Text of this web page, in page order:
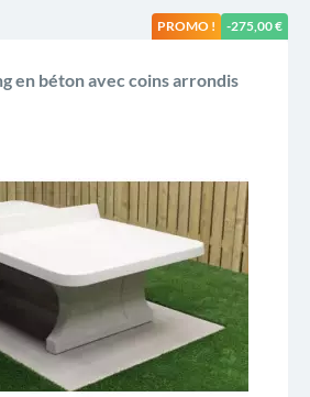
en béton avec coins arrondis
PROMO ! -275,00 €